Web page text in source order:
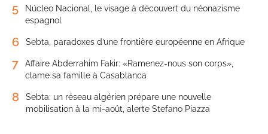
5
Núcleo Nacional, le visage à découvert du néonazisme
espagnol
6 Sebta, paradoxes d’une frontière européenne en Afrique
7
Affaire Abderrahim Fakir: «Ramenez-nous son corps»,
clame sa famille à Casablanca
8
Sebta: un réseau algérien prépare une nouvelle
mobilisation à la mi-août, alerte Stefano Piazza